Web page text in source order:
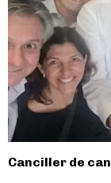
Canciller de